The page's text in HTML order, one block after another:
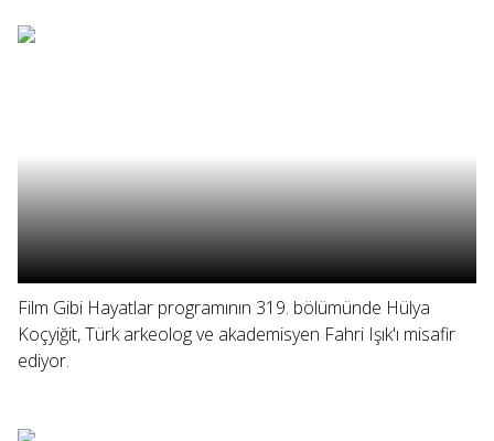
Film Gibi Hayatlar programının 319. bölümünde Hülya
Koçyiğit, Türk arkeolog ve akademisyen Fahri Işık'ı misafir
ediyor.